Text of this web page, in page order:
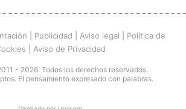
Publicidad Aviso legal
Política de
Aviso de Privacidad
- 2026. Todos los derechos reservados.
El pensamiento expresado con palabras.